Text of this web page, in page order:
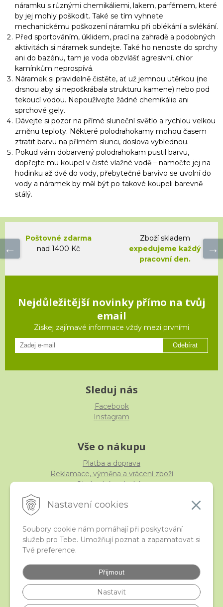
Nastavení cookies
Soubory cookie nám pomáhají při poskytování
služeb pro Tebe. Umožňují poznat a zapamatovat si
Tvé preference.
Přijmout
Nastavit
náramku s různými chemikáliemi, lakem, parfémem, které
by jej mohly poškodit. Také se tím vyhnete
mechanickému poškození náramku při oblékání a svlékání.
Před sportováním, úklidem, prací na zahradě a podobných
aktivitách si náramek sundejte. Také ho nenoste do sprchy
ani do bazénu, tam je voda obzvlášť agresivní, chlor
kamínkům neprospívá.
Náramek si pravidelně čistěte, ať už jemnou utěrkou (ne
drsnou aby si nepoškrábala strukturu kamene) nebo pod
tekoucí vodou. Nepoužívejte žádné chemikálie ani
sprchové gely.
Dávejte si pozor na přímé sluneční světlo a rychlou velkou
změnu teploty. Některé polodrahokamy mohou časem
ztratit barvu na přímém slunci, doslova vyblednou.
Pokud vám dobarvený polodrahokam pustil barvu,
dopřejte mu koupel v čisté vlažné vodě – namočte jej na
hodinku až dvě do vody, přebytečné barvivo se uvolní do
vody a náramek by měl být po takové koupeli barevně
stálý.
Poštovné zdarma
nad 1400 Kč
Zboží skladem
expedujeme každý
pracovní den.
Nejdůležitější novinky přímo na tvůj
email
Ziskej zajímavé informace vždy mezi prvními
Odebírat
Sleduj nás
Facebook
Instagram
Vše o nákupu
Platba a doprava
Reklamace, výměna a vrácení zboží
Obchodní podmínky
iStraka
Velkoobchod
Nejčastější otázky
České puncovní značky